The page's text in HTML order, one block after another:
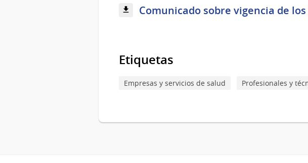
Comunicado sobre vigencia de
Etiquetas
Empresas y servicios de salud Profesionales y